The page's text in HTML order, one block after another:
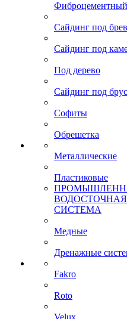
Фиброцементный
Сайдинг под
Сайдинг под
Под дерево
Сайдинг под брус
Софиты
Обрешетка
Металлические
Пластиковые
ВОДОСТОЧНАЯ
СИСТЕМА
Медные
Дренажные
Fakro
Roto
Velux